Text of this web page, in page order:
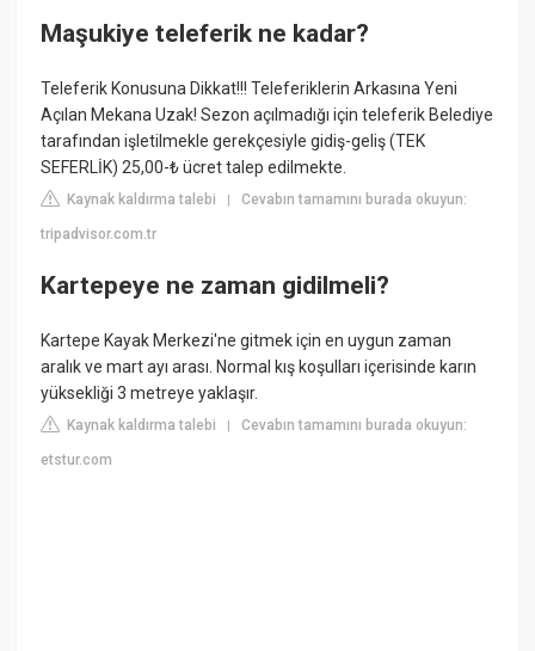
Maşukiye teleferik ne kadar?
Teleferik Konusuna Dikkat!!! Teleferiklerin Arkasına Yeni
Açılan Mekana Uzak! Sezon açılmadığı için teleferik Belediye
tarafından işletilmekle gerekçesiyle gidiş-geliş (TEK
SEFERLİK) 25,00-₺ ücret talep edilmekte.
Kaynak kaldırma talebi |Cevabın tamamını burada okuyun:
tripadvisor.com.tr
Kartepeye ne zaman gidilmeli?
Kartepe Kayak Merkezi'ne gitmek için en uygun zaman
aralık ve mart ayı arası. Normal kış koşulları içerisinde karın
yüksekliği 3 metreye yaklaşır.
Kaynak kaldırma talebi |Cevabın tamamını burada okuyun:
etstur.com